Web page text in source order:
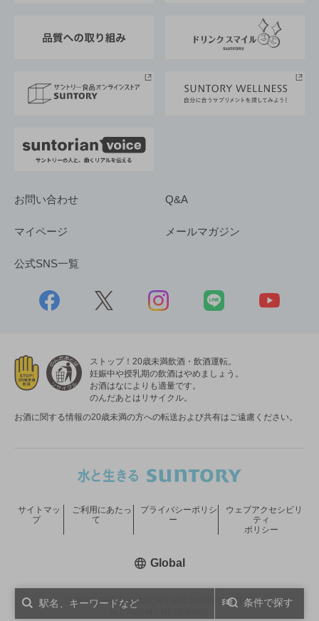
条件で探す
採用情報
お問い合わせ Q&A
マイページ メールマガジン
公式SNS一覧
ストップ！20歳未満飲酒・飲酒運転。
妊娠中や授乳期の飲酒はやめましょう。
お酒はなによりも適量です。
のんだあとはリサイクル。
お酒に関する情報の20歳未満の方への転送および共有はご遠慮ください。
COPYRIGHT © SUNTORY HOLDINGS LIMITED.
サイトマッ
プ
ご利用にあたっ
て
プライバシーポリシ
ー
ウェブアクセシビリ
ティ
ポリシー
Global新しいウィンドウで開く